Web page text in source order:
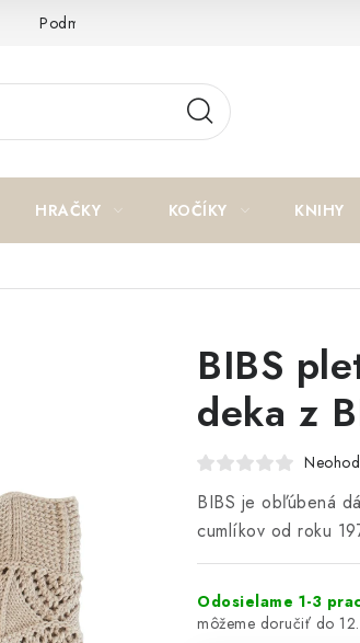
Podmienky ochrany osobných údajov a
HRAČKY KOČÍKY KNIHY
BIBS
deka z
BIBS je obľúbená
cumlíkov od roku
Odosielame 1-3